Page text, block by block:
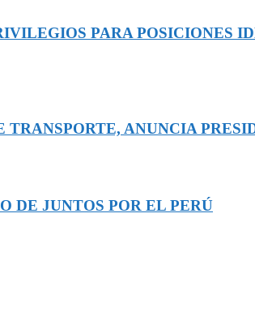
PARA POSICIONES
ANUNCIA
DE JUNTOS POR EL PERÚ